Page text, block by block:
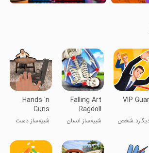
VIP
شخص
Falling Art
Ragdoll
Simulator
شبیه‌ساز انسان
سقوط
Hands 'n
Guns
Simulator
شبیه‌ساز دست